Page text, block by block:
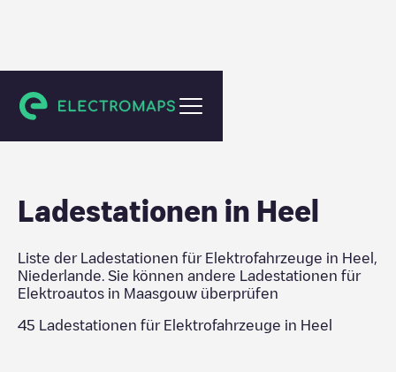
Maasgouw
Ladestationen in Heel
Liste der Ladestationen für Elektrofahrzeuge in Heel
Niederlande . Sie können andere Ladestationen für
Elektroautos in Maasgouw überprüfen
45 Ladestationen für Elektrofahrzeuge in Heel